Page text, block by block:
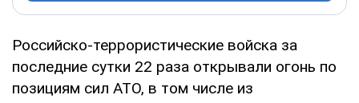
Российско-террористические войска за
последние сутки 22 раза открывали огонь по
позициям сил АТО, в том числе из